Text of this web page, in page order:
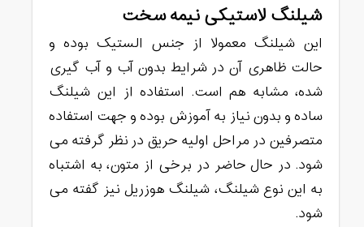
شیلنگ لاستیکی نیمه سخت
این شیلنگ معمولا از جنس الستیک بوده و
حالت ظاهری آن در شرایط بدون آب و آب گیری
شده، مشابه هم است. استفاده از این شیلنگ
ساده و بدون نیاز به آموزش بوده و جهت استفاده
متصرفین در مراحل اولیه حریق در نظر گرفته می
شود. در حال حاضر در برخی از متون، به اشتباه
به این نوع شیلنگ، شیلنگ هوزریل نیز گفته می
شود.